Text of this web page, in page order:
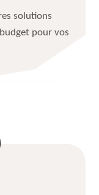
solutions
pour vos